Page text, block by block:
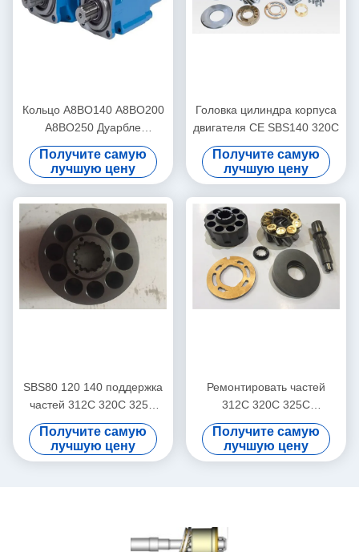
Кольцо А8ВО140 А8ВО200
А8ВО250 Дуарбле
запчастей 28 гидронасоса
ИСО
Получите самую
лучшую цену
Головка цилиндра корпуса
двигателя CE SBS140 320C
Получите самую
лучшую цену
SBS80 120 140 поддержка
частей 312C 320C 325C
гидронасоса экскаватора
Получите самую
лучшую цену
Ремонтировать частей
312C 320C 325C
гидронасоса экскаватора
SBS80 SBS120
Получите самую
лучшую цену